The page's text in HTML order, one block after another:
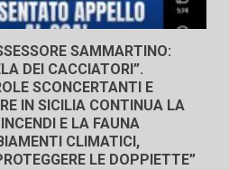
SAMMARTINO:
DEI CACCIATORI”.
SCONCERTANTI E
IN SICILIA CONTINUA LA
E LA FAUNA
CLIMATICI,
LE DOPPIETTE”